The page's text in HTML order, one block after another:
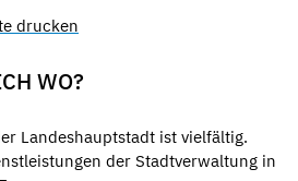
drucken
WO?
Landeshauptstadt ist vielfältig.
der Stadtverwaltung in